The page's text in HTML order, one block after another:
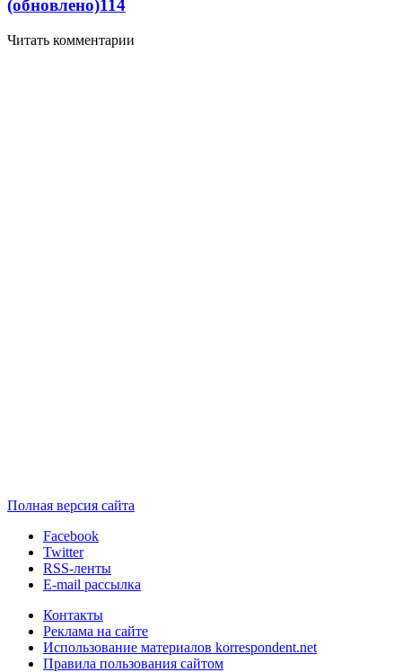
(обновлено)114
Читать комментарии
Полная версия сайта
Facebook
Twitter
RSS-ленты
E-mail рассылка
Контакты
Реклама на сайте
Использование материалов korrespondent.net
Правила пользования сайтом